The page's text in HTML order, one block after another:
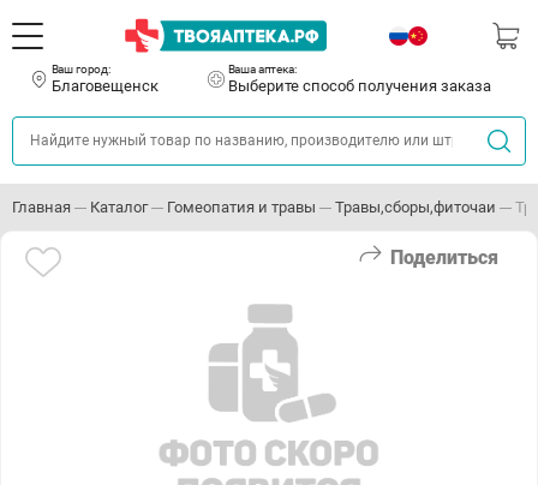
Ваш город:
Благовещенск
Ваша аптека:
Выберите способ получения заказа
Главная Каталог Гомеопатия и травы Травы,сборы,фиточаи
Поделиться